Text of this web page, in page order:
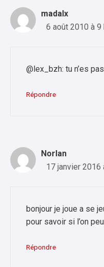
madalx
6 août 2010 à 9
@lex_bzh: tu n’es
Répondre
Norlan
17 janvier 2016
bonjour je joue a se
pour savoir si l’on
Répondre